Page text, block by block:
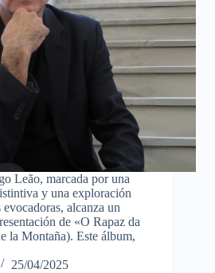
Leão, marcada por una
y una exploración
alcanza un
de «O Rapaz da
la Montaña). Este álbum,
25/04/2025